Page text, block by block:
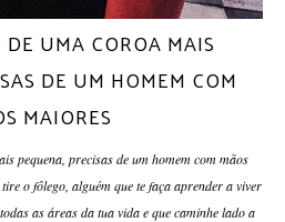
UMA COROA MAIS
DE UM HOMEM COM
MAIORES
pequena, precisas de um homem com mãos
o fôlego, alguém que te faça aprender a viver
as áreas da tua vida e que caminhe lado a